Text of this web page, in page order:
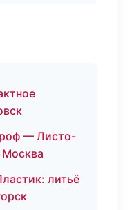
— Листо-
Москва
литьё